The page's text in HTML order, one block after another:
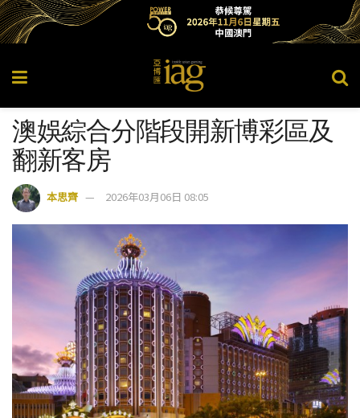
澳娛綜合分階段開新博彩區及
翻新客房
本思齊 2026年03月06日 08:05